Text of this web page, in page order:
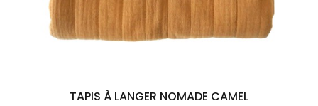
TAPIS À LANGER NOMADE CAMEL